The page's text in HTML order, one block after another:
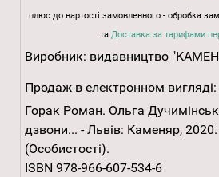
плюс до вартості замовленного - обробка
та Доставка за тарифами
Виробник: видавництво
Продаж в електронном вигляді:
Горак Роман. Ольга
дзвони... - Львів: Каменяр, 2020.
(Особистості).
ISBN 978-966-607-534-6